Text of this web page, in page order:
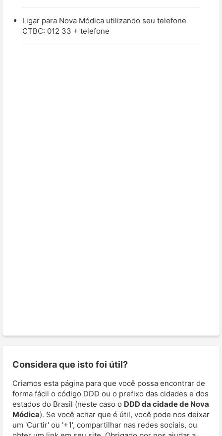
Ligar para Nova Módica utilizando seu telefone
CTBC: 012 33 + telefone
Considera que isto foi útil?
Criamos esta página para que você possa encontrar de
forma fácil o código DDD ou o prefixo das cidades e dos
estados do Brasil (neste caso o DDD da cidade de Nova
Módica). Se você achar que é útil, você pode nos deixar
um 'Curtir' ou '+1', compartilhar nas redes sociais, ou